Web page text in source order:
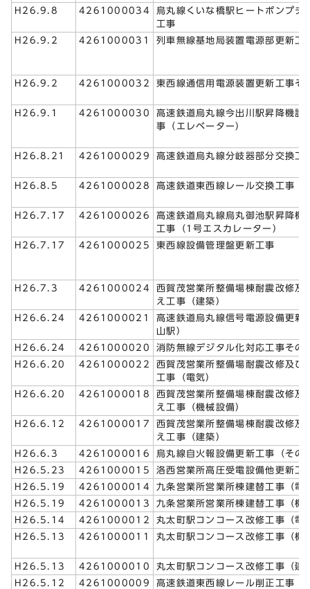
H26.9.8
4261000034
烏丸線くいな橋駅ヒートポンプチ
工事
H26.9.2
4261000031 列車無線基地局装置電源部更新工
H26.9.2 4261000032 東西線通信用電源装置更新工事そ
H26.9.1 4261000030
高速鉄道烏丸線今出川駅昇降機設
事（エレベーター）
H26.8.21 4261000029 高速鉄道烏丸線分岐器部分交換工
H26.8.5 4261000028 高速鉄道東西線レール交換工事
H26.7.17 4261000026
高速鉄道烏丸線烏丸御池駅昇降機
工事（1号エスカレーター）
H26.7.17
4261000025 東西線設備管理盤更新工事
H26.7.3 4261000024
西賀茂営業所整備場棟耐震改修及
え工事（建築）
H26.6.24
4261000021
高速鉄道烏丸線信号電源設備更新
山駅）
H26.6.24
4261000020
消防無線デジタル化対応工事その
H26.6.20
4261000022
西賀茂営業所整備場耐震改修及び
工事（電気）
H26.6.20
4261000018
西賀茂営業所整備場棟耐震改修及
え工事（機械設備）
H26.6.12
4261000017
西賀茂営業所整備場棟耐震改修及
え工事（建築）
H26.6.3
4261000016
烏丸線自火報設備更新工事（その
H26.5.23
4261000015
洛西営業所高圧受電設備他更新工
H26.5.19
4261000014
九条営業所営業所棟建替工事（電
H26.5.19
4261000013
九条営業所営業所棟建替工事（機
H26.5.14
4261000012
丸太町駅コンコース改修工事（電
H26.5.13
4261000011 丸太町駅コンコース改修工事（機
H26.5.13 4261000010
丸太町駅コンコース改修工事（建
H26.5.12
4261000009 高速鉄道東西線レール削正工事